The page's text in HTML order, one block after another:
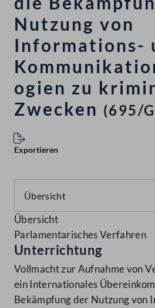
Nutzung von
Informations-
ogien zu
Zwecken (695/
Exportieren
Übersicht
Parlamentarisches Verfahren
Unterrichtung
Vollmacht zur Aufnahme von
ein Internationales
Bekämpfung der Nutzung von